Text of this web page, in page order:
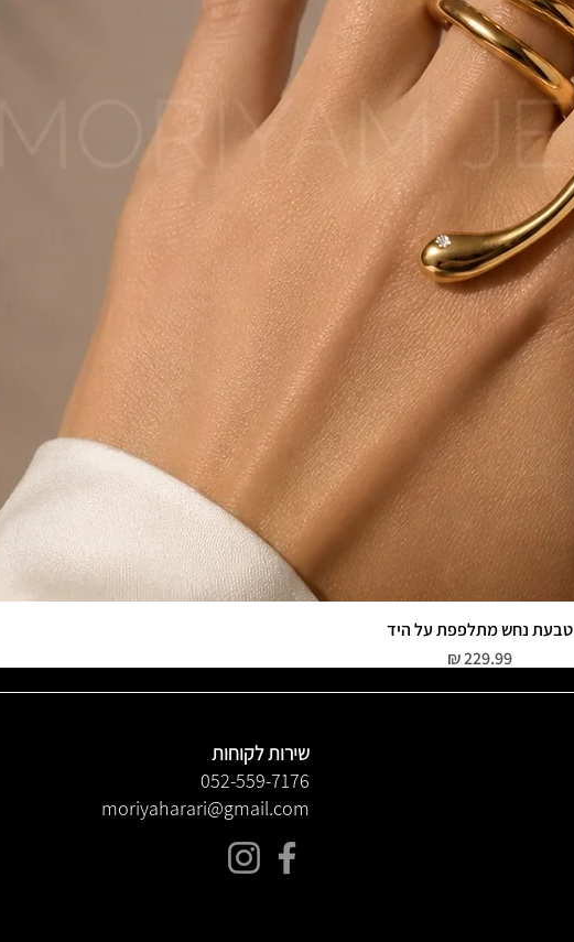
תצוגה מהירה
טבעת נחש מתלפפת על היד
מחיר‏229.99 ‏₪
שירות לקוחות
052-559-7176
moriyaharari@gmail.com